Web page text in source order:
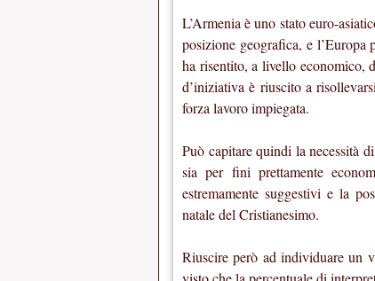
L’Armenia è uno stato euro-
posizione geografica, e l’Europa
ha risentito, a livello economico,
d’iniziativa è riuscito a
forza lavoro impiegata.
Può capitare quindi la necessità
sia per fini prettamente
estremamente suggestivi e la
natale del Cristianesimo.
Riuscire però ad individuare un